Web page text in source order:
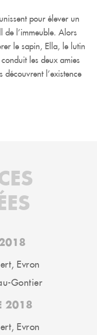
pour élever un
l’immeuble. Alors
le sapin, Ella, le lutin
les deux amies
découvrent l’existence
Evron
Gontier
2018
Evron